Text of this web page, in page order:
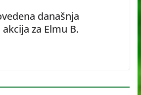
današnja
za Elmu B.